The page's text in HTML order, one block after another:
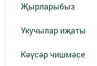
Җырларыбыз
Укучылар иҗаты
Кәүсәр чишмәсе